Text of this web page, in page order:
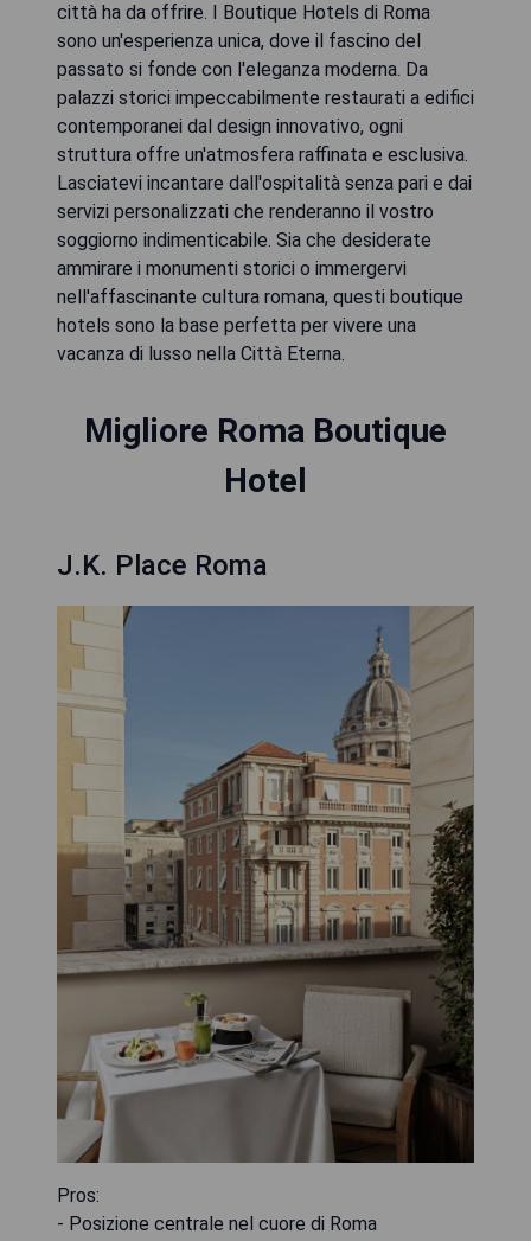
città ha da offrire. I Boutique Hotels di Roma
sono un'esperienza unica, dove il fascino del
passato si fonde con l'eleganza moderna. Da
palazzi storici impeccabilmente restaurati a edifici
contemporanei dal design innovativo, ogni
struttura offre un'atmosfera raffinata e esclusiva.
Lasciatevi incantare dall'ospitalità senza pari e dai
servizi personalizzati che renderanno il vostro
soggiorno indimenticabile. Sia che desiderate
ammirare i monumenti storici o immergervi
nell'affascinante cultura romana, questi boutique
hotels sono la base perfetta per vivere una
vacanza di lusso nella Città Eterna.
Migliore Roma Boutique
Hotel
J.K. Place Roma
Pros:
- Posizione centrale nel cuore di Roma